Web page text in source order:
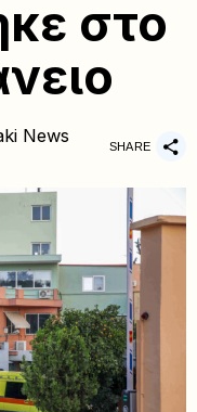
στο
News SHARE